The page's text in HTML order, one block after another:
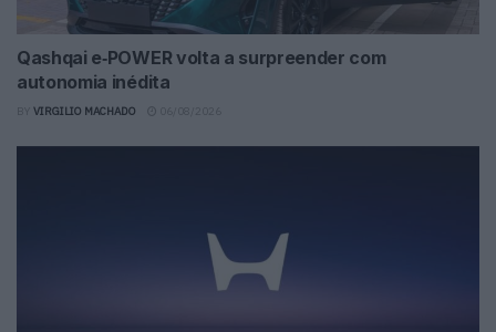
Qashqai e‑POWER volta a surpreender com
autonomia inédita
VIRGILIO MACHADO